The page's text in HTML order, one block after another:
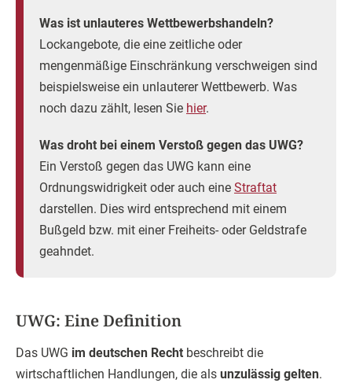
Was ist unlauteres Wettbewerbshandeln?
Lockangebote, die eine zeitliche oder
mengenmäßige Einschränkung verschweigen sind
beispielsweise ein unlauterer Wettbewerb. Was
noch dazu zählt, lesen Sie hier.
Was droht bei einem Verstoß gegen das UWG?
Ein Verstoß gegen das UWG kann eine
Ordnungswidrigkeit oder auch eine Straftat
darstellen. Dies wird entsprechend mit einem
Bußgeld bzw. mit einer Freiheits- oder Geldstrafe
geahndet.
UWG: Eine Definition
Das UWG im deutschen Recht beschreibt die
wirtschaftlichen Handlungen, die als unzulässig gelten.